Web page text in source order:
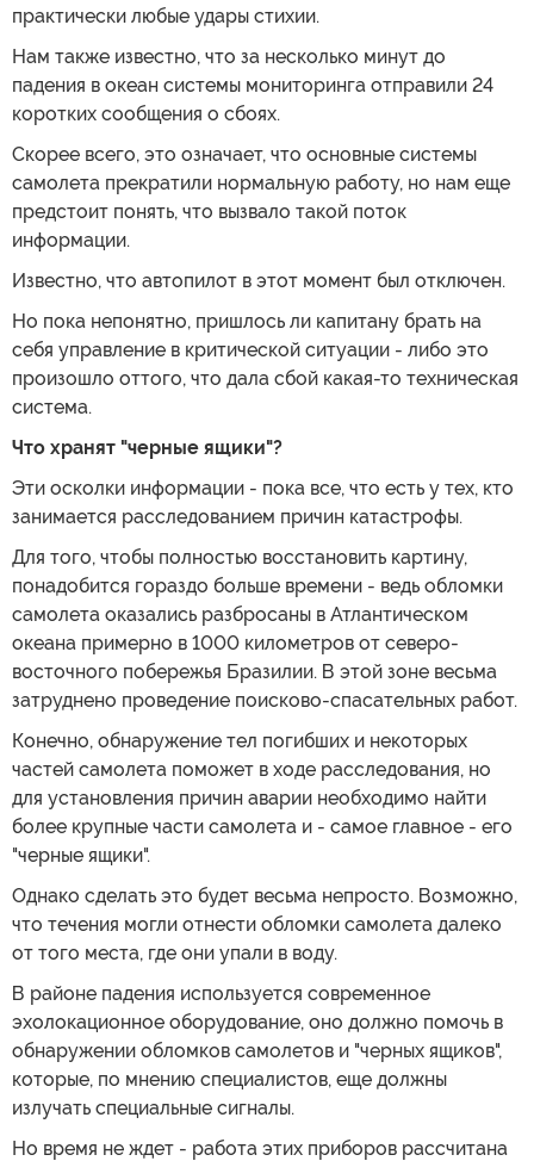
практически любые удары стихии.
Нам также известно, что за несколько минут до
падения в океан системы мониторинга отправили 24
коротких сообщения о сбоях.
Скорее всего, это означает, что основные системы
самолета прекратили нормальную работу, но нам еще
предстоит понять, что вызвало такой поток
информации.
Известно, что автопилот в этот момент был отключен.
Но пока непонятно, пришлось ли капитану брать на
себя управление в критической ситуации - либо это
произошло оттого, что дала сбой какая-то техническая
система.
Что хранят "черные ящики"?
Эти осколки информации - пока все, что есть у тех, кто
занимается расследованием причин катастрофы.
Для того, чтобы полностью восстановить картину,
понадобится гораздо больше времени - ведь обломки
самолета оказались разбросаны в Атлантическом
океана примерно в 1000 километров от северо-
восточного побережья Бразилии. В этой зоне весьма
затруднено проведение поисково-спасательных работ.
Конечно, обнаружение тел погибших и некоторых
частей самолета поможет в ходе расследования, но
для установления причин аварии необходимо найти
более крупные части самолета и - самое главное - его
"черные ящики".
Однако сделать это будет весьма непросто. Возможно,
что течения могли отнести обломки самолета далеко
от того места, где они упали в воду.
В районе падения используется современное
эхолокационное оборудование, оно должно помочь в
обнаружении обломков самолетов и "черных ящиков",
которые, по мнению специалистов, еще должны
излучать специальные сигналы.
Но время не ждет - работа этих приборов рассчитана